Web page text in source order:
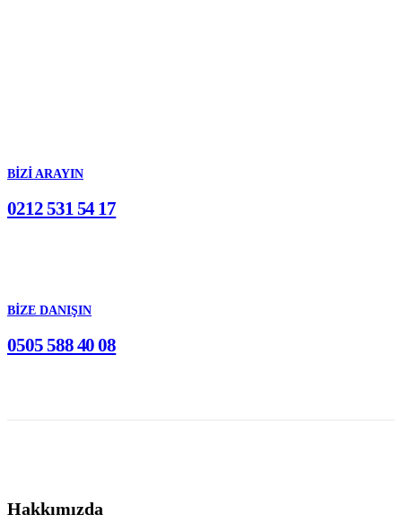
BİZİ ARAYIN
0212 531 54 17
BIZE DANIŞIN
0505 588 40 08
Hakkımızda